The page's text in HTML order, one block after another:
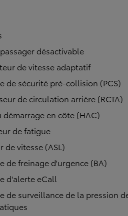
désactivable
de vitesse adaptatif
de sécurité pré-collision (PCS)
de circulation arrière (RCTA)
démarrage en côte (HAC)
de fatigue
de vitesse (ASL)
de freinage d'urgence (BA)
d'alerte eCall
de surveillance de la pression